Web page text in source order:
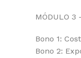
MÓDULO 3
Bono 1:
Bono 2: